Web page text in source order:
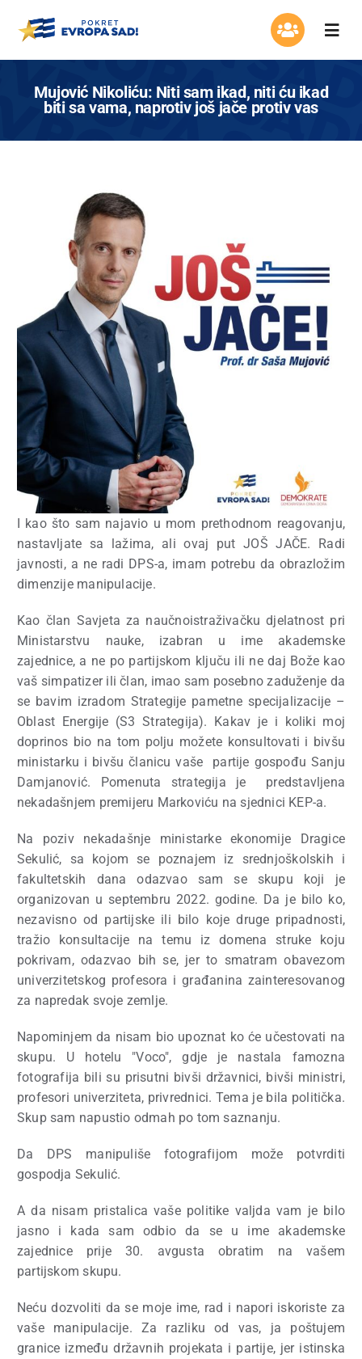
Program
Asocijacija žena
Mladi Evrope
Kontakt
Mujović Nikoliću: Niti sam ikad, niti ću ikad
biti sa vama, naprotiv još jače protiv vas
I kao što sam najavio u mom prethodnom reagovanju,
nastavljate sa lažima, ali ovaj put JOŠ JAČE. Radi
javnosti, a ne radi DPS-a, imam potrebu da obrazložim
dimenzije manipulacije.
Kao član Savjeta za naučnoistraživačku djelatnost pri
Ministarstvu nauke, izabran u ime akademske
zajednice, a ne po partijskom ključu ili ne daj Bože kao
vaš simpatizer ili član, imao sam posebno zaduženje da
se bavim izradom Strategije pametne specijalizacije –
Oblast Energije (S3 Strategija). Kakav je i koliki moj
doprinos bio na tom polju možete konsultovati i bivšu
ministarku i bivšu članicu vaše
partije gospođu Sanju
Damjanović. Pomenuta strategija je
predstavljena
nekadašnjem premijeru Markoviću na sjednici KEP-a.
Na poziv nekadašnje ministarke ekonomije Dragice
Sekulić, sa kojom se poznajem iz srednjoškolskih i
fakultetskih dana odazvao sam se skupu koji je
organizovan u septembru 2022. godine. Da je bilo ko,
nezavisno od partijske ili bilo koje druge pripadnosti,
tražio konsultacije na temu iz domena struke koju
pokrivam, odazvao bih se, jer to smatram obavezom
univerzitetskog profesora i građanina zainteresovanog
za napredak svoje zemlje.
Napominjem da nisam bio upoznat ko će učestovati na
skupu. U hotelu "Voco", gdje je nastala famozna
fotografija bili su prisutni bivši državnici, bivši ministri,
profesori univerziteta, privrednici. Tema je bila politička.
Skup sam napustio odmah po tom saznanju.
Da DPS manipuliše fotografijom može potvrditi
gospodja Sekulić.
A da nisam pristalica vaše politike valjda vam je bilo
jasno i kada sam odbio da se u ime akademske
zajednice prije 30. avgusta obratim na vašem
partijskom skupu.
Neću dozvoliti da se moje ime, rad i napori iskoriste za
vaše manipulacije. Za razliku od vas, ja poštujem
granice između državnih projekata i partije, jer istinska